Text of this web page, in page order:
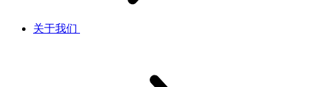
关于我们